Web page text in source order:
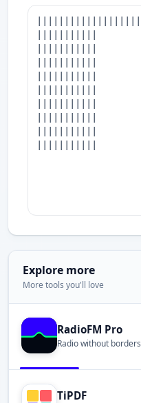
Explore more
More tools you'll love
RadioFM Pro
Radio without borders
TiPDF